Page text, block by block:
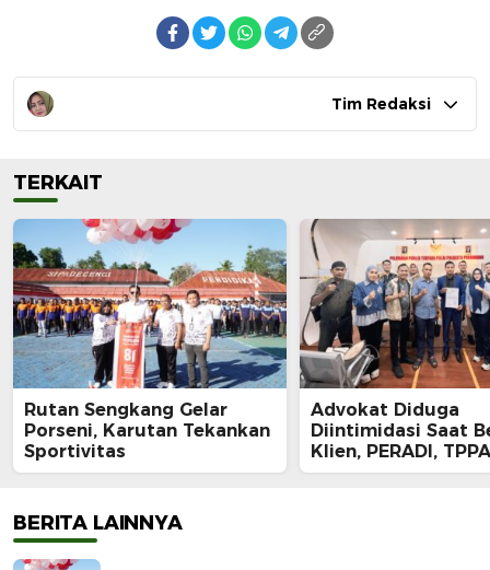
Tim Redaksi
TERKAIT
Rutan Sengkang Gelar
Porseni, Karutan Tekankan
Sportivitas
Advokat Diduga
Diintimidasi Saat
Klien, PERADI,
IKADIN Kompak
BERITA LAINNYA